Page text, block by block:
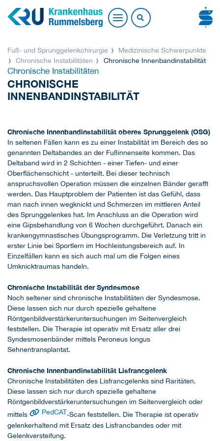
Fuß- und Sprunggelenkchirurgie
Medizinische Schwerpunkte
Chronische Instabilitäten
Chronische Innenbandinstabilität
Chronische Instabilitäten
CHRONISCHE
INNENBANDINSTABILITÄT
Chronische Innenbandinstabilität oberes Sprunggelenk (OSG)
In seltenen Fällen kann es zu einer Instabilität im Bereich des so
genannten Deltabandes an der Fußinnenseite kommen. Das
Deltaband wird in 2 Schichten - einer Tiefen- und einer
Oberflächenschicht - unterteilt. Bei dieser technisch
anspruchsvollen Operation müssen die einzelnen Bänder gerafft
werden. Das Hauptproblem der Patienten ist das Gefühl, dass
man nach innen wegknickt und Schmerzen im mittleren Anteil
des Sprunggelenkes hat. Im Anschluss an die Operation wird
eine Gipsbehandlung von 6 Wochen durchgeführt. Danach ein
krankengymnastisches Übungsprogramm. Die Verletzung tritt in
erster Linie bei Sportlern im Hochleistungsbereich auf. In
Einzelfällen kann es sich auch mal um die Folgen eines
Umknicktraumas handeln.
Chronische Instabilität der Syndesmose
Noch seltener sind chronische Instabilitäten der Syndesmose.
Diese lassen sich nur durch spezielle gehaltene
Röntgenbildverstärkeruntersuchungen im Seitenvergleich
feststellen. Die Therapie ist operativ mit Ersatz aller drei
Syndesmosenbänder mittels Peroneus longus
Sehnentransplantat.
Chronische Innenbandinstabilität Lisfrancgelenk
Chronische Instabilitäten des Lisfrancgelenks sind Raritäten.
Diese lassen sich nur durch spezielle gehaltene
Röntgenbildverstärkeruntersuchungen im Seitenvergleich oder
mittels
PedCAT-Scan feststellen. Die Therapie ist operativ
gelenkerhaltend mit Ersatz des Lisfrancbandes oder mit
Gelenkversteifung.